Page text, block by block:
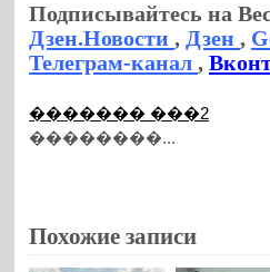
Подписывайтесь на
Дзен.Новости, Дзен,
Телеграм-канал,
������� ���2
��������...
Похожие записи